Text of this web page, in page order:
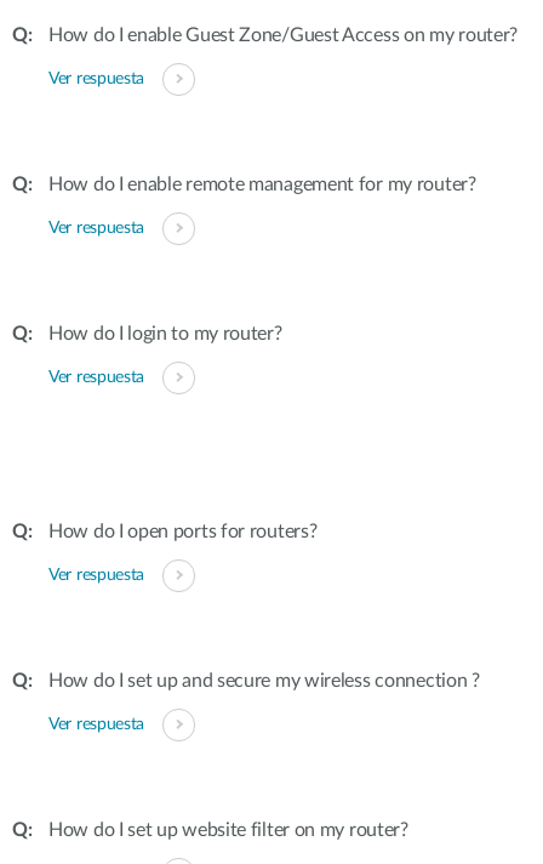
How do I enable Guest Zone/Guest Access on my router?
Ver respuesta
How do I enable remote management for my router?
Ver respuesta
How do I login to my router?
Ver respuesta
How do I open ports for routers?
Ver respuesta
How do I set up and secure my wireless connection ?
Ver respuesta
How do I set up website filter on my router?